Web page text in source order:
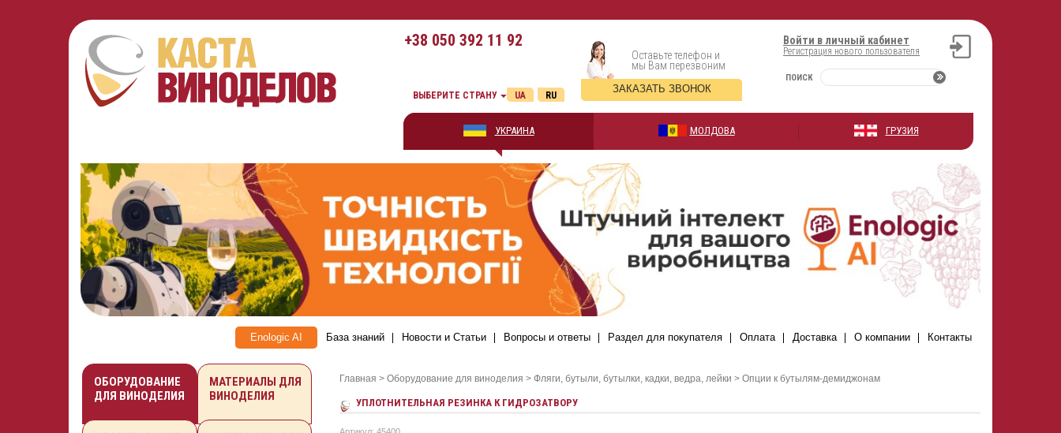
+38 050 392 11 92 Войти в личный кабинет
Регистрация нового пользователя
ПОИСК
Оставьте телефон и
мы Вам перезвоним
ЗАКАЗАТЬ ЗВОНОК
ВЫБЕРИТЕ СТРАНУ RU
UA
УКРАИНА МОЛДОВА ГРУЗИЯ
Enologic AI База знаний Новости и Статьи Вопросы и ответы Раздел для покупателя Оплата Доставка О компании Контакты
Главная > Оборудование для виноделия > Фляги, бутыли, бутылки, кадки, ведра, лейки > Опции к бутылям-демиджонам
УПЛОТНИТЕЛЬНАЯ РЕЗИНКА К ГИДРОЗАТВОРУ
ОБОРУДОВАНИЕ
ДЛЯ ВИНОДЕЛИЯ
МАТЕРИАЛЫ ДЛЯ
ВИНОДЕЛИЯ